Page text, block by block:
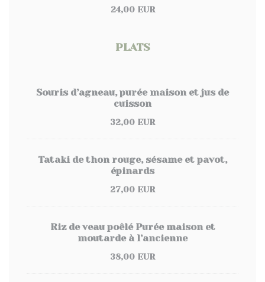
24,00 EUR
PLATS
Souris d’agneau, purée maison et jus de
cuisson
32,00 EUR
Tataki de thon rouge, sésame et pavot,
épinards
27,00 EUR
Riz de veau poêlé Purée maison et
moutarde à l’ancienne
38,00 EUR